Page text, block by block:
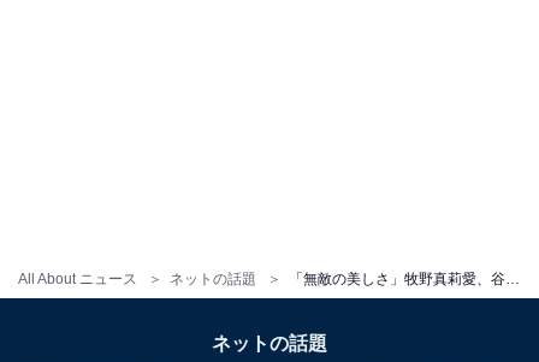
All About ニュース ネットの話題
ネットの話題